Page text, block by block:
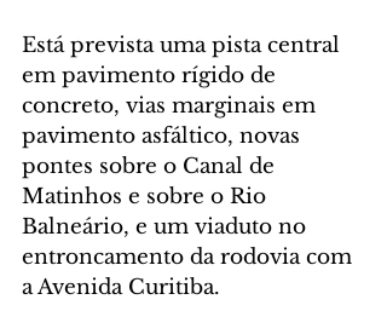
Está prevista uma pista central
em pavimento rígido de
concreto, vias marginais em
pavimento asfáltico, novas
pontes sobre o Canal de
Matinhos e sobre o Rio
Balneário, e um viaduto no
entroncamento da rodovia com
a Avenida Curitiba.